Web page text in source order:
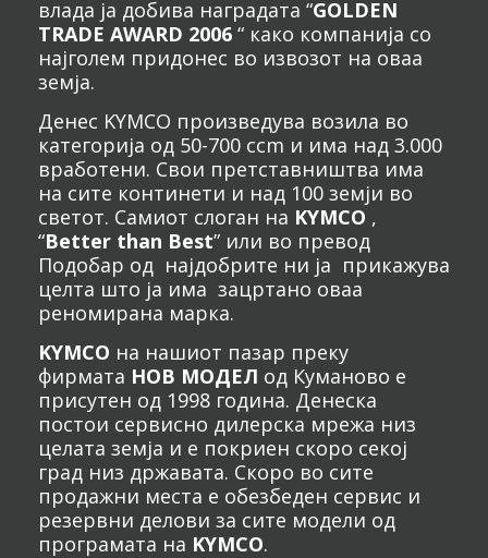
влада ја добива наградата “GOLDEN
TRADE AWARD 2006 “ како компанија со
најголем придонес во извозот на оваа
земја.
Денес KYMCO произведува возила во
категорија од 50-700 ccm и има над 3.000
вработени. Свои претставништва има
на сите континети и над 100 земји во
светот. Самиот слоган на KYMCO ,
“Better than Best” или во превод
Подобар од најдобрите ни ја прикажува
целта што ја има зацртано оваа
реномирана марка.
KYMCO на нашиот пазар преку
фирмата НОВ МОДЕЛ од Куманово е
присутен од 1998 година. Денеска
постои сервисно дилерска мрежа низ
целата земја и е покриен скоро секој
град низ државата. Скоро во сите
продажни места е обезбеден сервис и
резервни делови за сите модели од
програмата на KYMCO.